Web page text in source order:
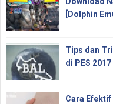
[Dolphin
Tips dan
di PES 2017
Cara